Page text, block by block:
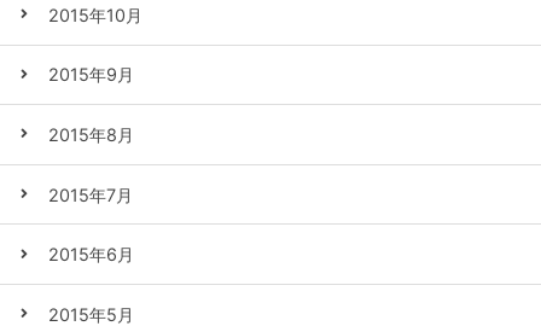
2015年10月
2015年9月
2015年8月
2015年7月
2015年6月
2015年5月